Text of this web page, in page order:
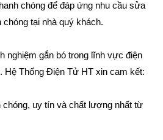
chóng để đáp ứng nhu cầu sửa
chóng tại nhà quý khách.
nghiệm gắn bó trong lĩnh vực điện
Hệ Thống Điện Tử HT xin cam kết:
chóng, uy tín và chất lượng nhất từ